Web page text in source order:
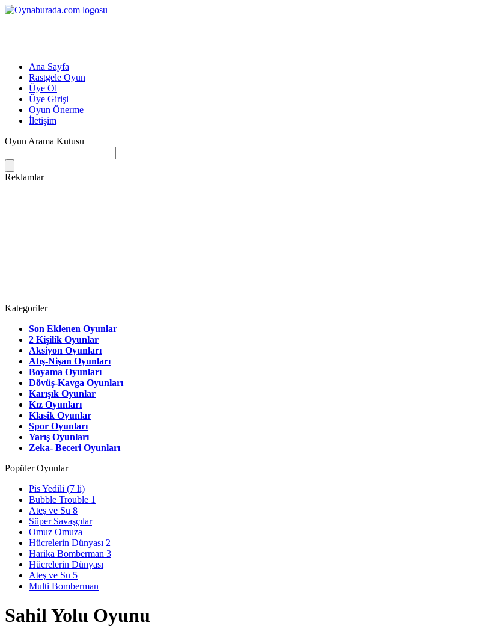
Ana Sayfa
Rastgele Oyun
Üye Ol
Üye Girişi
Oyun Önerme
İletişim
Oyun Arama Kutusu
Reklamlar
Kategoriler
Son Eklenen Oyunlar
2 Kişilik Oyunlar
Aksiyon Oyunları
Atış-Nişan Oyunları
Boyama Oyunları
Dövüş-Kavga Oyunları
Karışık Oyunlar
Kız Oyunları
Klasik Oyunlar
Spor Oyunları
Yarış Oyunları
Zeka- Beceri Oyunları
Popüler Oyunlar
Pis Yedili (7 li)
Bubble Trouble 1
Ateş ve Su 8
Süper Savaşçılar
Omuz Omuza
Hücrelerin Dünyası 2
Harika Bomberman 3
Hücrelerin Dünyası
Ateş ve Su 5
Multi Bomberman
Sahil Yolu Oyunu